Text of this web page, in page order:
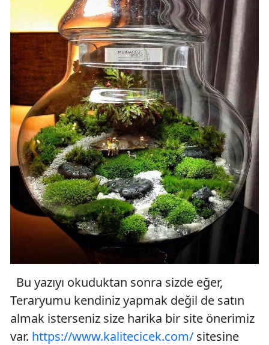
Bu yazıyı okuduktan sonra sizde eğer,
Teraryumu kendiniz yapmak değil de satın
almak isterseniz size harika bir site önerimiz
var. https://www.kalitecicek.com/ sitesine